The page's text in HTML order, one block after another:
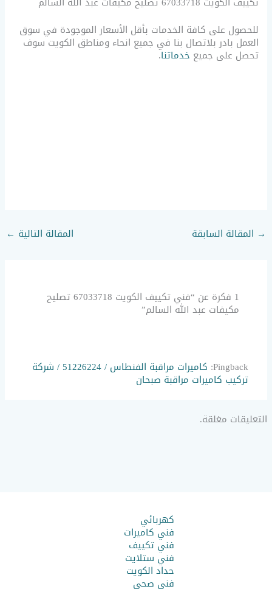
للحصول على كافة الخدمات بأقل الأسعار الموجودة في سوق
العمل بادر بلاتصال بنا في جميع انحاء ومناطق الكويت سوف
تحصل على جميع خدماتنا.
→ المقالة السابقة المقالة التالية ←
1 فكرة عن “فني تكييف الكويت 67033718 تصليح
مكيفات عبد الله السالم”
Pingback: كاميرات مراقبة الفنطاس / 51226224 / شركة
تركيب كاميرات مراقبة صبحان
التعليقات مغلقة.
كهربائي
فني كاميرات
فني تكييف
فني ستلايت
حداد الكويت
فني صحي